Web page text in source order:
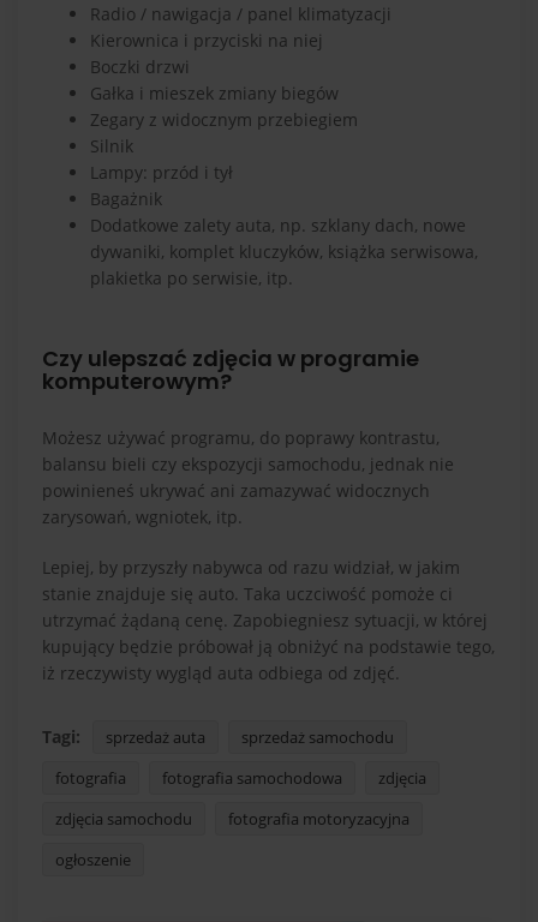
Radio / nawigacja / panel klimatyzacji
Kierownica i przyciski na niej
Boczki drzwi
Gałka i mieszek zmiany biegów
Zegary z widocznym przebiegiem
Silnik
Lampy: przód i tył
Bagażnik
Dodatkowe zalety auta, np. szklany dach, nowe
dywaniki, komplet kluczyków, książka serwisowa,
plakietka po serwisie, itp.
Czy ulepszać zdjęcia w programie
komputerowym?
Możesz używać programu, do poprawy kontrastu,
balansu bieli czy ekspozycji samochodu, jednak nie
powinieneś ukrywać ani zamazywać widocznych
zarysowań, wgniotek, itp.
Lepiej, by przyszły nabywca od razu widział, w jakim
stanie znajduje się auto. Taka uczciwość pomoże ci
utrzymać żądaną cenę. Zapobiegniesz sytuacji, w której
kupujący będzie próbował ją obniżyć na podstawie tego,
iż rzeczywisty wygląd auta odbiega od zdjęć.
Tagi: sprzedaż auta
sprzedaż samochodu
fotografia
fotografia samochodowa
zdjęcia
zdjęcia samochodu
fotografia motoryzacyjna
ogłoszenie